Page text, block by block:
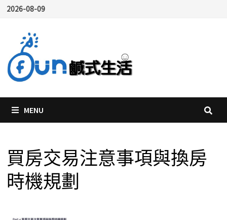
Skip
content
2026-08-09
MENU
買房交易注意事項與換房
時機規劃